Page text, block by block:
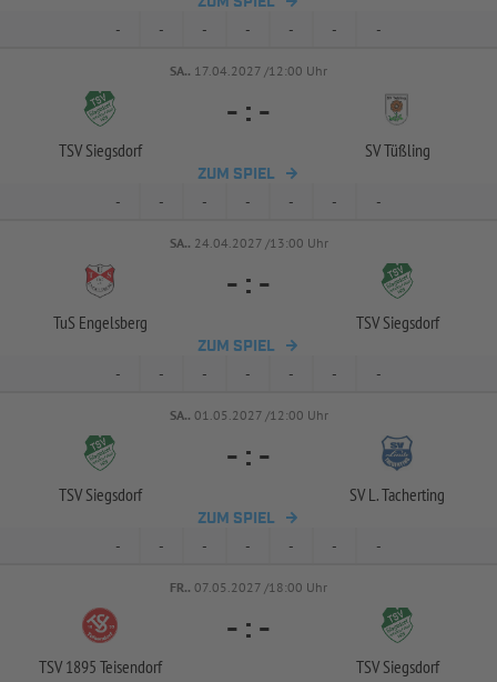
- - - - - - -
SA.. 17.04.2027 /12:00 Uhr
TSV Siegsdorf
- : -
SV Tüßling
ZUM SPIEL
- - - - - - -
SA.. 24.04.2027 /13:00 Uhr
TuS Engelsberg
- : -
TSV Siegsdorf
ZUM SPIEL
- - - - - - -
SA.. 01.05.2027 /12:00 Uhr
TSV Siegsdorf
- : -
SV L. Tacherting
ZUM SPIEL
- - - - - - -
FR.. 07.05.2027 /18:00 Uhr
TSV 1895 Teisendorf
- : -
TSV Siegsdorf